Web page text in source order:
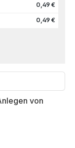
0,49 €
0,49 €
von